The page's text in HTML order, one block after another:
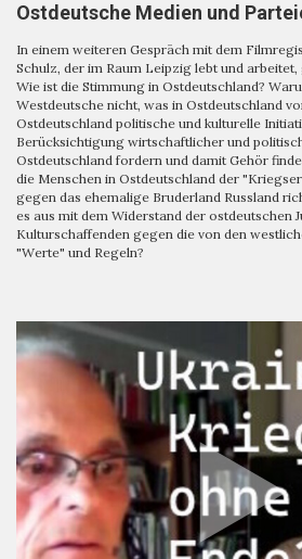
Ostdeutsche Medien und
In einem weiteren Gespräch mit dem
Schulz, der im Raum Leipzig lebt und
Wie ist die Stimmung in Ostdeutschland?
Westdeutsche nicht, was in Ostdeutschland
Ostdeutschland politische und kulturelle
Berücksichtigung wirtschaftlicher und
Ostdeutschland fordern und damit Gehör
die Menschen in Ostdeutschland der
gegen das ehemalige Bruderland Russland
es aus mit dem Widerstand der ostdeutschen
Kulturschaffenden gegen die von den
"Werte" und Regeln?